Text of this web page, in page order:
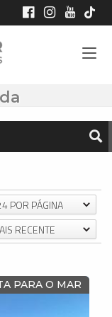
POR PÁGINA
RECENTE
PARA O MAR